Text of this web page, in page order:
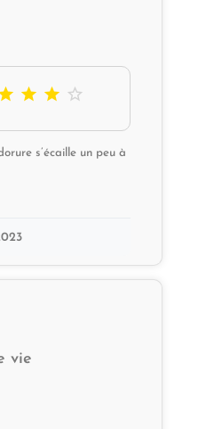
  
s’écaille un peu à
vie